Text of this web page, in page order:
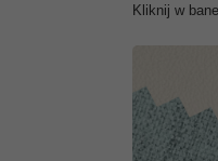
Kliknij w